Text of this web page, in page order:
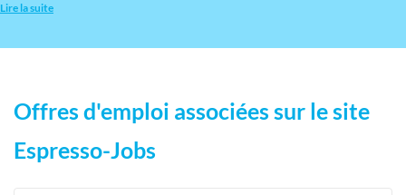
Lire la suite
Offres d'emploi associées sur le site
Espresso-Jobs